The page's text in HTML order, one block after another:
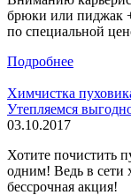
брюки или пиджак
по специальной
Подробнее
Химчистка
Утепляемся
03.10.2017
Хотите почистить
одним! Ведь в сети
бессрочная акция!